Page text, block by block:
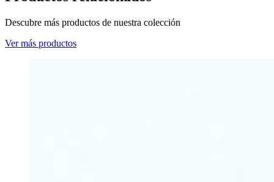
Descubre más productos de nuestra colección
Ver más productos